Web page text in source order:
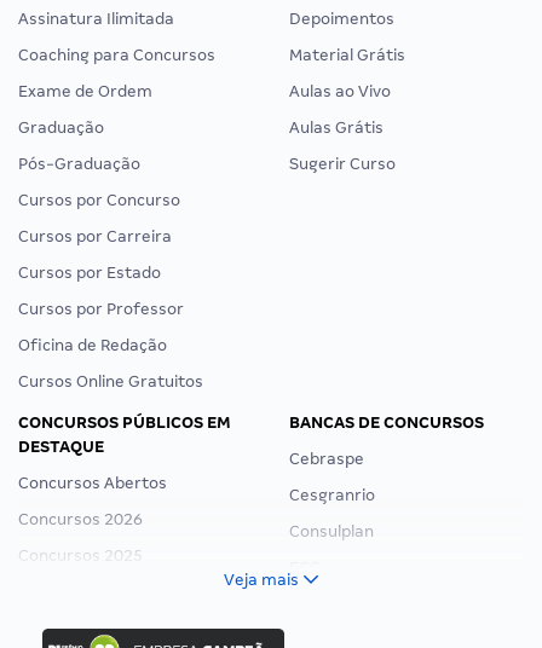
Assinatura Ilimitada
Coaching para Concursos
Exame de Ordem
Graduação
Pós-Graduação
Cursos por Concurso
Cursos por Carreira
Cursos por Estado
Cursos por Professor
Oficina de Redação
Cursos Online Gratuitos
Depoimentos
Material Grátis
Aulas ao Vivo
Aulas Grátis
Sugerir Curso
CONCURSOS PÚBLICOS EM
DESTAQUE
Concursos Abertos
Concursos 2026
Concursos 2025
Concurso Ibama
BANCAS DE CONCURSOS
Cebraspe
Cesgranrio
Consulplan
Veja mais